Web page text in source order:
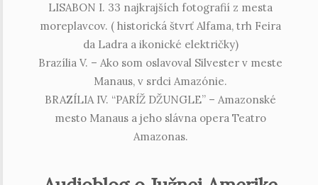
LISABON I. 33 najkrajších fotografií z mesta
moreplavcov. ( historická štvrť Alfama, trh Feira
da Ladra a ikonické električky)
Brazília V. – Ako som oslavoval Silvester v meste
Manaus, v srdci Amazónie.
BRAZÍLIA IV. “PARÍŽ DŽUNGLE” – Amazonské
mesto Manaus a jeho slávna opera Teatro
Amazonas.